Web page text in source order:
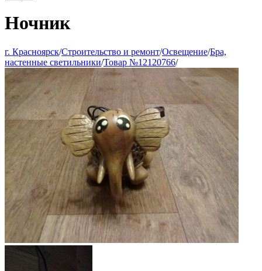
Ночник
г. Красноярск/Строительство и ремонт/Освещение/Бра,
настенные светильники/Товар №12120766/